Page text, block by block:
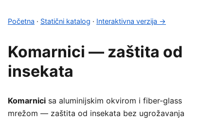
Početna · Statični katalog · Interaktivna verzija →
Komarnici — zaštita od
insekata
Komarnici sa aluminijskim okvirom i fiber-glass
mrežom — zaštita od insekata bez ugrožavanja